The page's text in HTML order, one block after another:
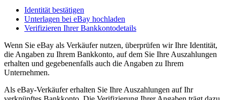
Identität bestätigen
Unterlagen bei eBay hochladen
Verifizieren Ihrer Bankkontodetails
Wenn Sie eBay als Verkäufer nutzen, überprüfen wir Ihre Identität,
die Angaben zu Ihrem Bankkonto, auf dem Sie Ihre Auszahlungen
erhalten und gegebenenfalls auch die Angaben zu Ihrem
Unternehmen.
Als eBay-Verkäufer erhalten Sie Ihre Auszahlungen auf Ihr